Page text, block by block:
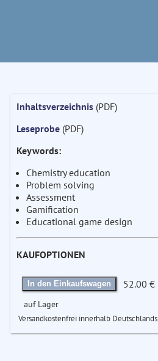
Inhaltsverzeichnis(PDF)
Leseprobe(PDF)
Keywords:
Chemistry education
Problem solving
Assessment
Gamification
Educational game design
KAUFOPTIONEN
In den Einkaufswagen 52.00 €
auf Lager
Versandkostenfrei innerhalb Deutschlands